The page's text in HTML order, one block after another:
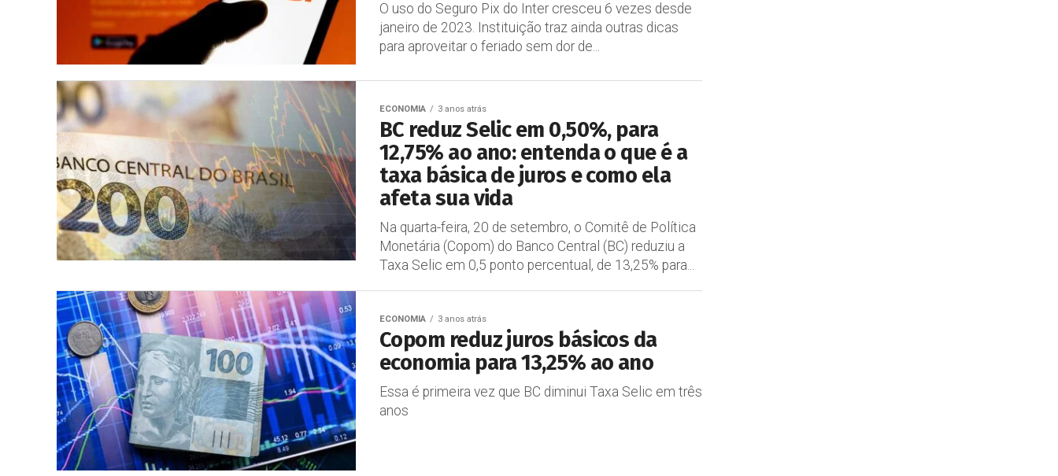
O uso do Seguro Pix do Inter cresceu 6 vezes desde
janeiro de 2023. Instituição traz ainda outras dicas
para aproveitar o feriado sem dor de...
ECONOMIA 3 anos atrás
BC reduz Selic em 0,50%, para
12,75% ao ano: entenda o que é a
taxa básica de juros e como ela
afeta sua vida
Na quarta-feira, 20 de setembro, o Comitê de Política
Monetária (Copom) do Banco Central (BC) reduziu a
Taxa Selic em 0,5 ponto percentual, de 13,25% para...
ECONOMIA 3 anos atrás
Copom reduz juros básicos da
economia para 13,25% ao ano
Essa é primeira vez que BC diminui Taxa Selic em três
anos